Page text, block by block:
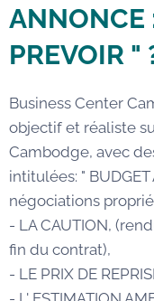
ANNONCE
PREVOIR "
Business Center
objectif et réaliste
Cambodge, avec
intitulées: " BUDGET
négociations
- LA CAUTION,
fin du contrat),
- LE PRIX DE